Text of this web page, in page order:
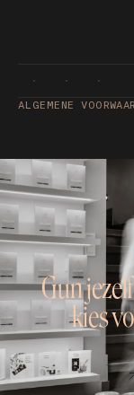
ALGEMENE
Gun
kies